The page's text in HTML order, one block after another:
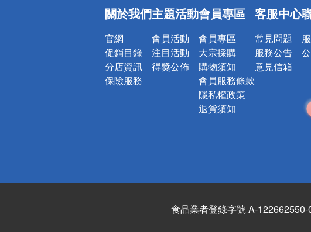
詐騙網頁！請小心！
關於我們
官網
促銷目錄
分店資訊
保險服務
主題活動
會員活動
注目活動
得獎公佈
會員專區
會員專區
大宗採購
購物須知
會員服務條款
隱私權政策
退貨須知
客服中心
常見問題
服務公告
意見信箱
食品業者登錄字號 A-